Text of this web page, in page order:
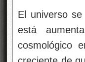
El universo
está
cosmológico